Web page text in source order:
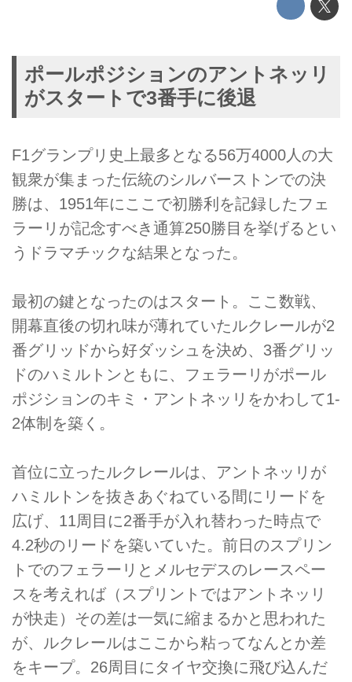
ポールポジションのアントネッリ
がスタートで3番手に後退
F1グランプリ史上最多となる56万4000人の大
観衆が集まった伝統のシルバーストンでの決
勝は、1951年にここで初勝利を記録したフェ
ラーリが記念すべき通算250勝目を挙げるとい
うドラマチックな結果となった。
最初の鍵となったのはスタート。ここ数戦、
開幕直後の切れ味が薄れていたルクレールが2
番グリッドから好ダッシュを決め、3番グリッ
ドのハミルトンともに、フェラーリがポール
ポジションのキミ・アントネッリをかわして1-
2体制を築く。
首位に立ったルクレールは、アントネッリが
ハミルトンを抜きあぐねている間にリードを
広げ、11周目に2番手が入れ替わった時点で
4.2秒のリードを築いていた。前日のスプリン
トでのフェラーリとメルセデスのレースペー
スを考えれば（スプリントではアントネッリ
が快走）その差は一気に縮まるかと思われた
が、ルクレールはここから粘ってなんとか差
をキープ。26周目にタイヤ交換に飛び込んだ